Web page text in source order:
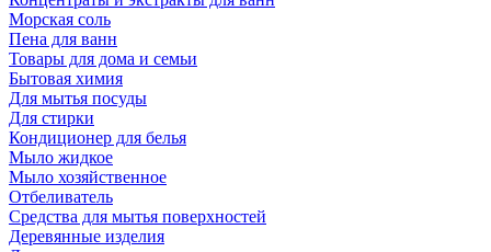
Морская соль
Пена для ванн
Товары для дома и семьи
Бытовая химия
Для мытья посуды
Для стирки
Кондиционер для белья
Мыло жидкое
Мыло хозяйственное
Отбеливатель
Средства для мытья поверхностей
Деревянные изделия